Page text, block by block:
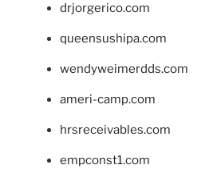
drjorgerico.com
queensushipa.com
wendyweimerdds.com
ameri-camp.com
hrsreceivables.com
empconst1.com